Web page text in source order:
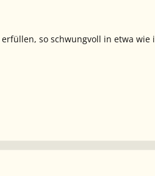
so schwungvoll in etwa wie